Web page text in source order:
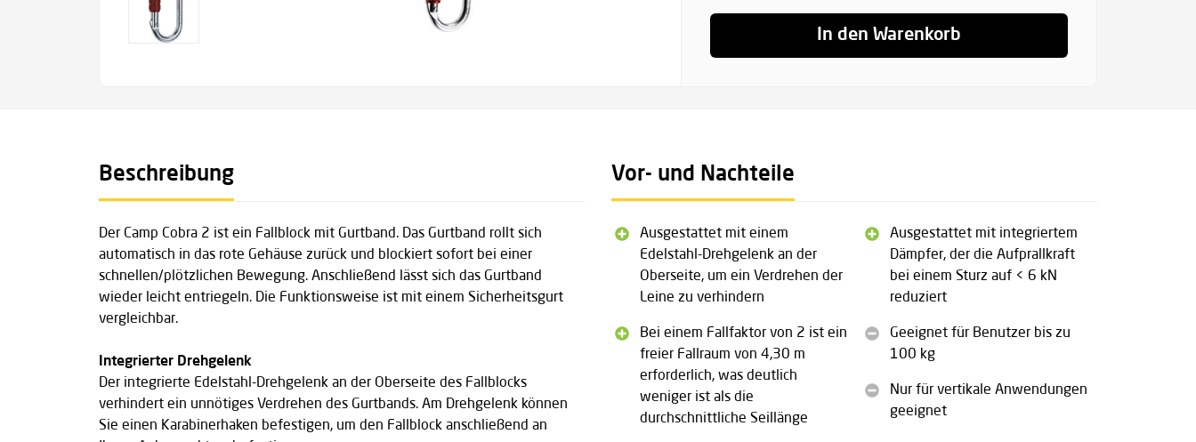
In den Warenkorb
Beschreibung
Der Camp Cobra 2 ist ein Fallblock mit Gurtband. Das Gurtband rollt sich
automatisch in das rote Gehäuse zurück und blockiert sofort bei einer
schnellen/plötzlichen Bewegung. Anschließend lässt sich das Gurtband
wieder leicht entriegeln. Die Funktionsweise ist mit einem Sicherheitsgurt
vergleichbar.
Integrierter Drehgelenk
Der integrierte Edelstahl-Drehgelenk an der Oberseite des Fallblocks
verhindert ein unnötiges Verdrehen des Gurtbands. Am Drehgelenk können
Sie einen Karabinerhaken befestigen, um den Fallblock anschließend an
Vor- und Nachteile
Ausgestattet mit einem
Edelstahl-Drehgelenk an der
Oberseite, um ein Verdrehen der
Leine zu verhindern
Bei einem Fallfaktor von 2 ist ein
freier Fallraum von 4,30 m
erforderlich, was deutlich
weniger ist als die
durchschnittliche Seillänge
Ausgestattet mit integriertem
Dämpfer, der die Aufprallkraft
bei einem Sturz auf < 6 kN
reduziert
Geeignet für Benutzer bis zu
100 kg
Nur für vertikale Anwendungen
geeignet